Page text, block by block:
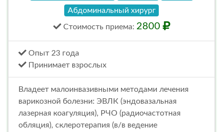
Абдоминальный хирург
Стоимость приема: 2800
Опыт 23 года
Принимает взрослых
Владеет малоинвазивными методами лечения
варикозной болезни: ЭВЛК (эндовазальная
лазерная коагуляция), РЧО (радиочастотная
обляция), склеротерапия (в/в ведение